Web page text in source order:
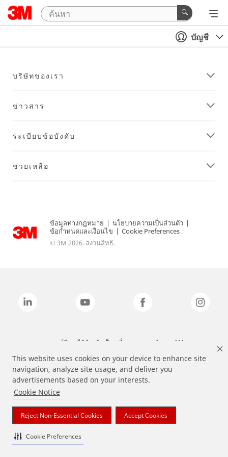
This website uses cookies on your device to enhance site
navigation, analyze site usage, and deliver you
advertisements based on your interests.
Cookie Notice
Reject Non-Essential Cookies Accept Cookies
Cookie Preferences
บัญชี
บริษัทของเรา
ข่าวสาร
ระเบียบข้อบังคับ
ช่วยเหลือ
ข้อมูลทางกฎหมาย | นโยบายความเป็นส่วนตัว |
ข้อกำหนดและเงื่อนไข | Cookie Preferences
© 3M 2026. สงวนสิทธิ.
แบรนด์ที่ระบุไว้ข้างต้นเป็นเครื่องหมายการค้าของ 3M